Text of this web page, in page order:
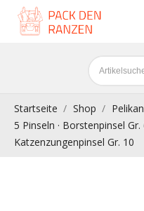
Startseite Shop
5 Pinseln · Borstenpinsel Gr.
Katzenzungenpinsel Gr. 10